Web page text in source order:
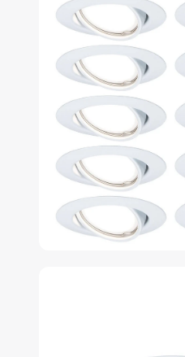
Ende
Bildgalerie
springen